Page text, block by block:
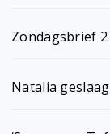
Zondagsbrief
Natalia